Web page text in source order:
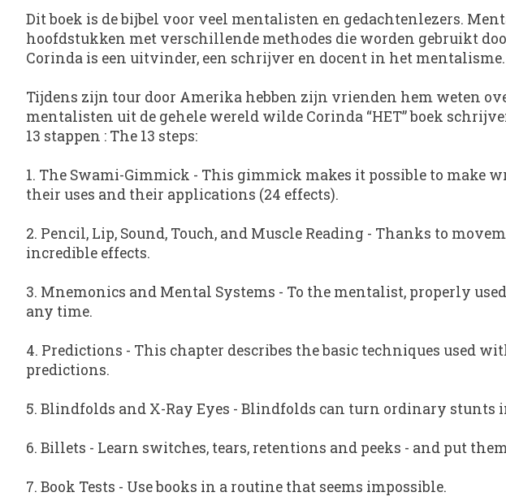
Dit boek is de bijbel voor veel mentalisten en gedachtenlezers.
hoofdstukken met verschillende methodes die worden gebruikt
Corinda is een uitvinder, een schrijver en docent in het
Tijdens zijn tour door Amerika hebben zijn vrienden hem weten
mentalisten uit de gehele wereld wilde Corinda “HET” boek
13 stappen : The 13 steps:
1. The Swami-Gimmick - This gimmick makes it possible to
their uses and their applications (24 effects).
2. Pencil, Lip, Sound, Touch, and Muscle Reading - Thanks to
incredible effects.
3. Mnemonics and Mental Systems - To the mentalist, properly
any time.
4. Predictions - This chapter describes the basic techniques used
predictions.
5. Blindfolds and X-Ray Eyes - Blindfolds can turn ordinary stunts
6. Billets - Learn switches, tears, retentions and peeks - and put
7. Book Tests - Use books in a routine that seems impossible.